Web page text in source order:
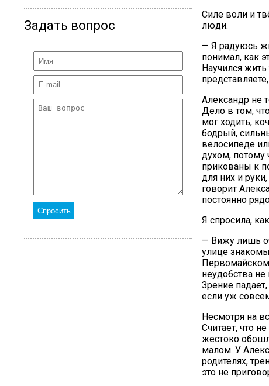
Задать вопрос
Силе воли и
люди.
— Я радуюсь
понимал, как
Научился
Александр не
Дело в том,
мог ходить,
бодрый,
велосипеде
духом, потому
прикованы к
для них и
говорит
постоянно
Я спросила,
— Вижу лишь
улице
Первомайском
неудобства
Зрение
если уж
Несмотря на
Считает, что
жестоко
малом. У
родителях,
это не